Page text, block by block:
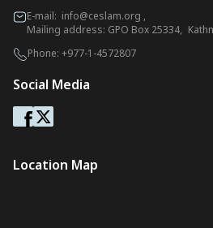
E-mail: info@ceslam.org ,
Mailing address: GPO Box 25334,
Phone: +977-1-4572807
Social Media
Location Map